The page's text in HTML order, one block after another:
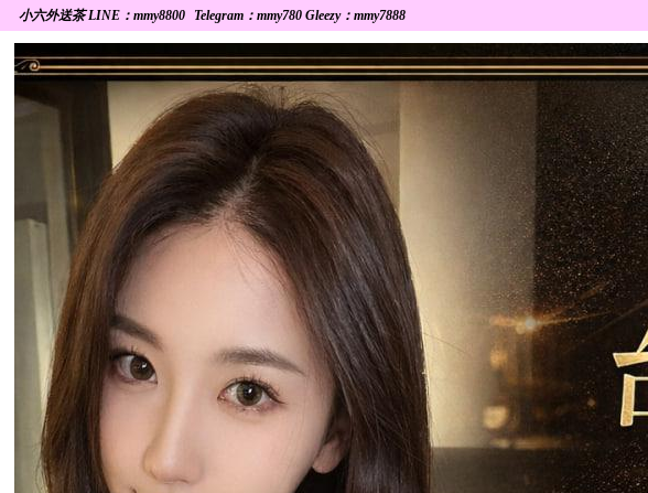
小六外送茶 LINE：mmy8800 Telegram：mmy780 Gleezy：mmy7888